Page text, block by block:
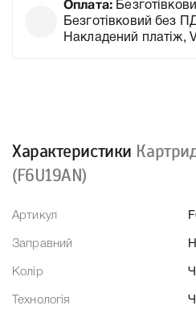
Оплата:
Безготівковий без
Накладений платіж,
Характеристики
(F6U19AN)
Артикул
Заправний
Колір
Технологія